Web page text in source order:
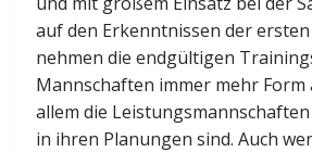
auf den Erkenntnissen der
nehmen die endgültigen
Mannschaften immer mehr Form
allem die
in ihren Planungen sind. Auch